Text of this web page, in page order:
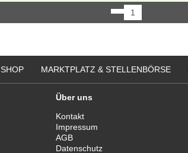
1
SHOP MARKTPLATZ & STELLENBÖRSE
Über uns
Kontakt
Impressum
AGB
Datenschutz